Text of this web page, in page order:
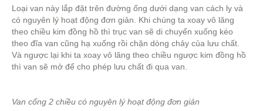
Loại van này lắp đặt trên đường ống dưới dạng van cách ly và
có nguyên lý hoạt động đơn giản. Khi chúng ta xoay vô lăng
theo chiều kim đồng hồ thì trục van sẽ di chuyển xuống kéo
theo đĩa van cũng hạ xuống rồi chặn dòng chảy của lưu chất.
Và ngược lại khi ta xoay vô lăng theo chiều ngược kim đồng hồ
thì van sẽ mở để cho phép lưu chất đi qua van.
Van cổng 2 chiều có nguyên lý hoạt động đơn giản